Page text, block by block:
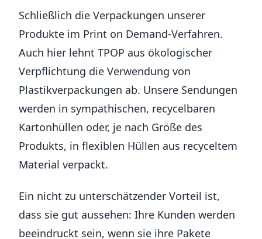
Schließlich die Verpackungen unserer
Produkte im Print on Demand-Verfahren.
Auch hier lehnt TPOP aus ökologischer
Verpflichtung die Verwendung von
Plastikverpackungen ab. Unsere Sendungen
werden in sympathischen, recycelbaren
Kartonhüllen oder, je nach Größe des
Produkts, in flexiblen Hüllen aus recyceltem
Material verpackt.
Ein nicht zu unterschätzender Vorteil ist,
dass sie gut aussehen: Ihre Kunden werden
beeindruckt sein, wenn sie ihre Pakete